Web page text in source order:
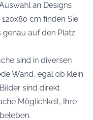
an Designs
cm finden Sie
auf den Platz
sind in diversen
Wand, egal ob klein
sind direkt
Möglichkeit, Ihre